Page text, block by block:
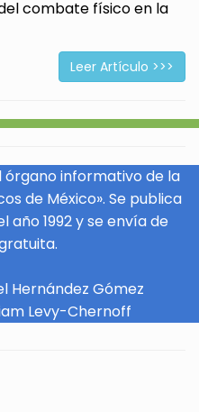
combate físico en la
Leer Artículo >>>
órgano informativo de la
de México». Se publica
1992 y se envía de
Hernández Gómez
Levy-Chernoff